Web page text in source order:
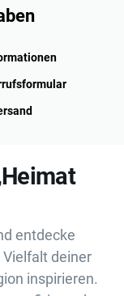
entdecke
Vielfalt deiner
inspirieren.